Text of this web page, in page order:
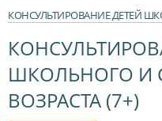
КОНСУЛЬТИРОВАНИЕ ДЕТЕЙ
ШКОЛЬНОГО И
ВОЗРАСТА (7+)